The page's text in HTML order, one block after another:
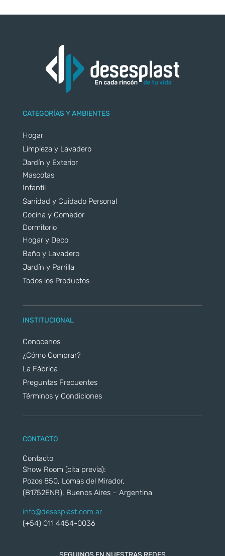
CATEGORÍAS Y AMBIENTES
Hogar
Limpieza y Lavadero
Jardín y Exterior
Mascotas
Infantil
Sanidad y Cuidado Personal
Cocina y Comedor
Dormitorio
Hogar y Deco
Baño y Lavadero
Jardín y Parrilla
Todos los Productos
INSTITUCIONAL
Conocenos
¿Cómo Comprar?
La Fábrica
Preguntas Frecuentes
Términos y Condiciones
CONTACTO
Contacto
Show Room (cita previa):
Pozos 850, Lomas del Mirador,
(B1752ENR), Buenos Aires – Argentina
info@desesplast.com.ar
(+54) 011 4454-0036